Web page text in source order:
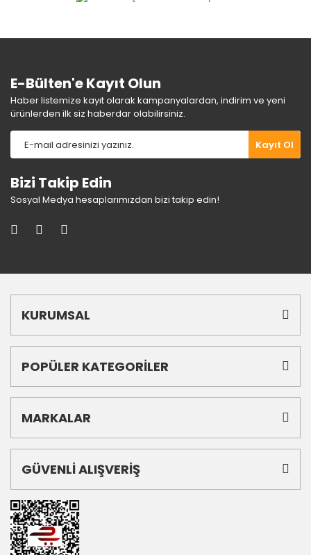
Ürün bilgilerinde hatalar bulunuyor.
E-Bülten'e Kayıt Olun
Haber listemize kayıt olarak kampanyalardan, indirim ve yeni
ürünlerden ilk siz haberdar olabilirsiniz.
Kayıt Ol
Bizi Takip Edin
Sosyal Medya hesaplarımızdan bizi takip edin!
KURUMSAL
POPÜLER KATEGORİLER
MARKALAR
GÜVENLİ ALIŞVERİŞ